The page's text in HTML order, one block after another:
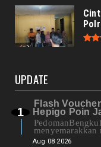
UPDATE
Flash
Hepigo Poin
menyemarakkan
Aug 08 2026